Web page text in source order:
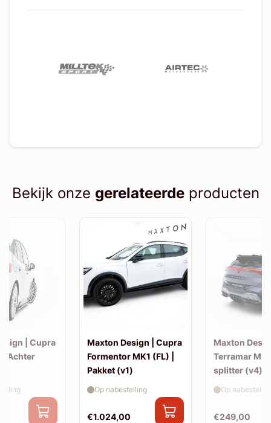
Bekijk onze gerelateerdeproducten
| Cupra
| Achter
Maxton Design | Cupra
Formentor MK1 (FL) |
Pakket (v1)
€1.024,00
Op nabestelling
Maxton
Terramar
splitter (v4)
€249,00
Op